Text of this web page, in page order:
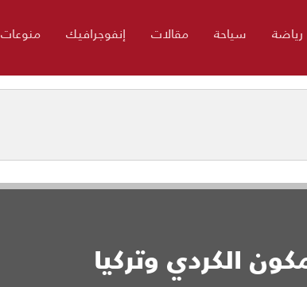
رياضة سياحة مقالات إنفوجرافيك منوعات
الكردي وتركيا